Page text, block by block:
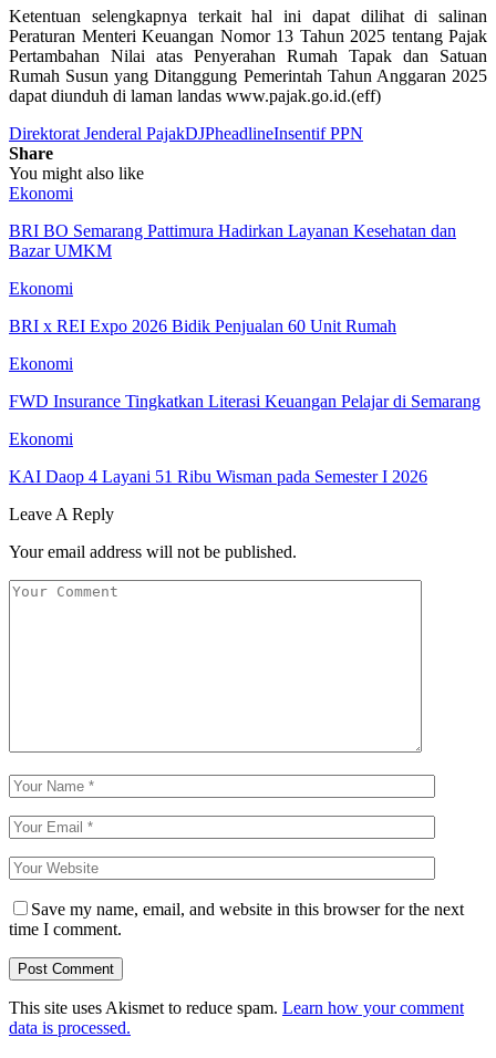
Ketentuan selengkapnya terkait hal ini dapat dilihat di salinan
Peraturan Menteri Keuangan Nomor 13 Tahun 2025 tentang Pajak
Pertambahan Nilai atas Penyerahan Rumah Tapak dan Satuan
Rumah Susun yang Ditanggung Pemerintah Tahun Anggaran 2025
dapat diunduh di laman landas www.pajak.go.id.(eff)
Direktorat Jenderal PajakDJPheadlineInsentif PPN
Share
You might also like
Ekonomi
BRI BO Semarang Pattimura Hadirkan Layanan Kesehatan dan
Bazar UMKM
Ekonomi
BRI x REI Expo 2026 Bidik Penjualan 60 Unit Rumah
Ekonomi
FWD Insurance Tingkatkan Literasi Keuangan Pelajar di Semarang
Ekonomi
KAI Daop 4 Layani 51 Ribu Wisman pada Semester I 2026
Leave A Reply
Your email address will not be published.
Save my name, email, and website in this browser for the next
time I comment.
This site uses Akismet to reduce spam. Learn how your comment
data is processed.